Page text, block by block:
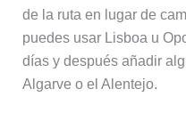
de la ruta en lugar de
puedes usar Lisboa u
días y después añadir
Algarve o el Alentejo.